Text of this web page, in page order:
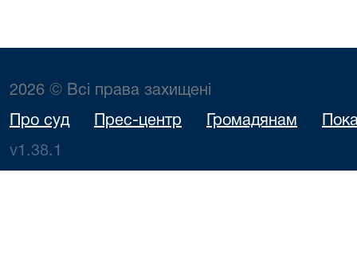
2026 © Всі права захищені
Про суд Прес-центр Громадянам
v1.38.1